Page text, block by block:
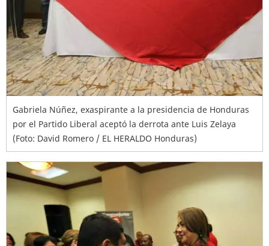
Gabriela Núñez, exaspirante a la presidencia de Honduras
por el Partido Liberal aceptó la derrota ante Luis Zelaya
(Foto: David Romero / EL HERALDO Honduras)